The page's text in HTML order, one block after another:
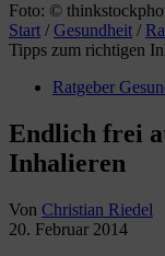
Foto: ©
Start / Gesundheit /
Tipps zum richtigen
Ratgeber
Endlich frei
Inhalieren
Von Christian Riedel
20. Februar 2014